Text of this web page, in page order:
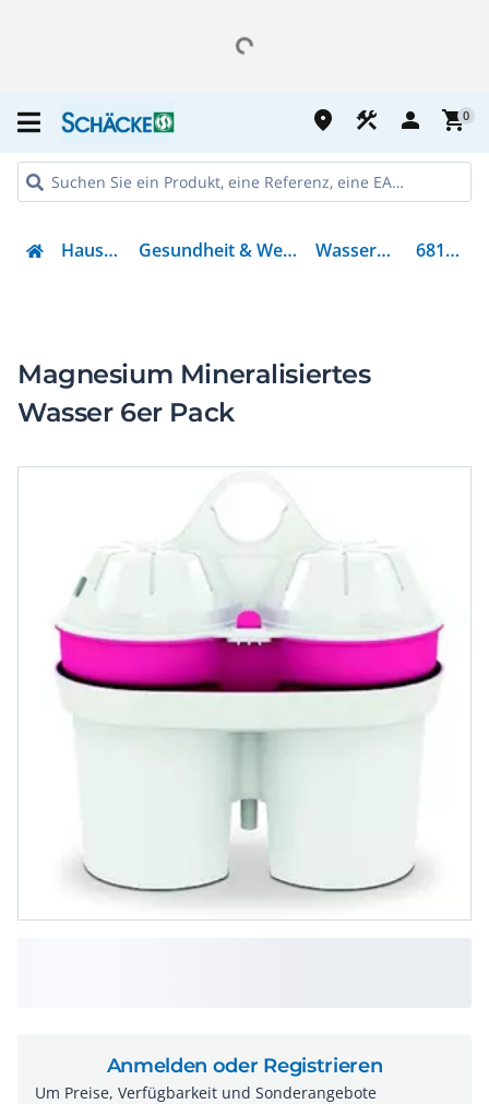
place construction person shopping_cart0
Haushalt Gesundheit & Wellness Wasserfilter 681749
Magnesium Mineralisiertes
Wasser 6er Pack
Anmelden oder Registrieren
Um Preise, Verfügbarkeit und Sonderangebote